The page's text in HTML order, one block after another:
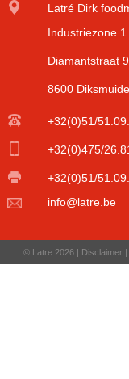
Latré Dirk
Industriezone
Diamantstraat 9
8600 Diksmuide
+32(0)51/
+32(0)475/
+32(0)51/
info@latre.be
© Latre 2026 | Disclaimer |